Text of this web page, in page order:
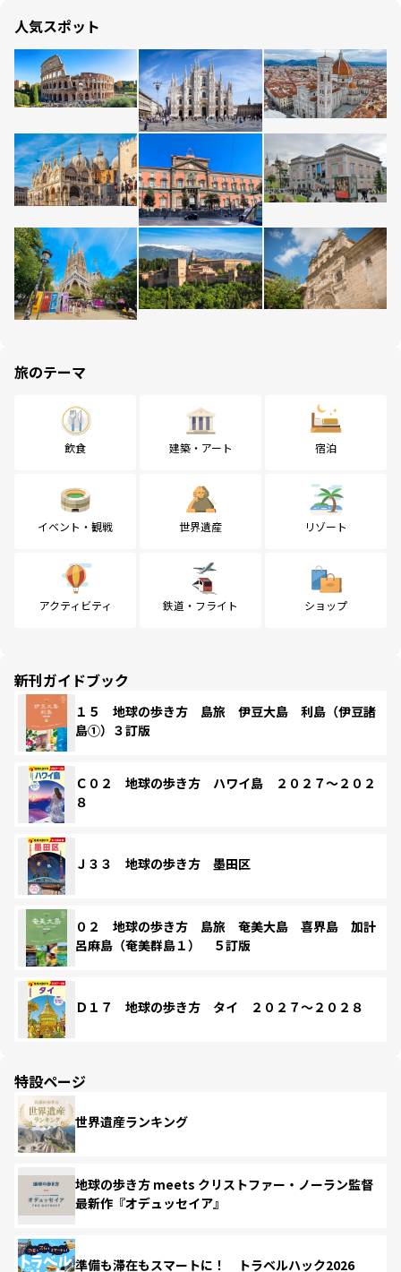
人気スポット
旅のテーマ
飲食 建築・アート 宿泊
イベント・観戦 世界遺産 リゾート
アクティビティ 鉄道・フライト ショップ
新刊ガイドブック
１５ 地球の歩き方 島旅 伊豆大島 利島（伊豆諸
島①）３訂版
Ｃ０２ 地球の歩き方 ハワイ島 ２０２７～２０２
８
Ｊ３３ 地球の歩き方 墨田区
０２ 地球の歩き方 島旅 奄美大島 喜界島 加計
呂麻島（奄美群島１） ５訂版
Ｄ１７ 地球の歩き方 タイ ２０２７～２０２８
特設ページ
世界遺産ランキング
地球の歩き方 meets クリストファー・ノーラン監督
最新作『オデュッセイア』
準備も滞在もスマートに！ トラベルハック2026